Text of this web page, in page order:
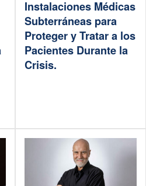
Instalaciones Médicas
Subterráneas para
Proteger y Tratar a los
Pacientes Durante la
Crisis.